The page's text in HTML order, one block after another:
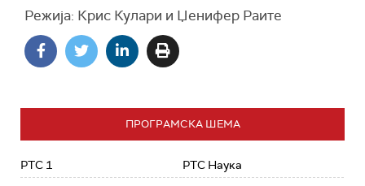
Режија: Крис Кулари и Џенифер Раите
ПРОГРАМСКА ШЕМА
РТС 1 РТС Наука